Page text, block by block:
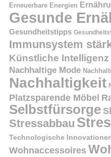
Erneuerbare Energien
Gesunde
Gesundheitstipps
Immunsystem
Künstliche Intelligenz
Nachhaltige Mode
Nachhaltigkeit
Platzsparende Möbel
Selbstfürsorge
Stressabbau
Technologische
Wohnaccessoires